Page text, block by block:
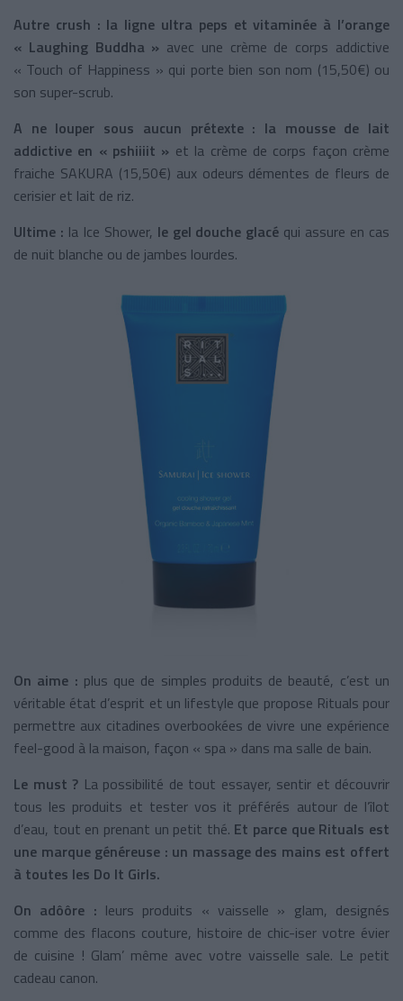
Autre crush : la ligne ultra peps et vitaminée à l’orange
« Laughing Buddha » avec une crème de corps addictive
« Touch of Happiness » qui porte bien son nom (15,50€) ou
son super-scrub.
A ne louper sous aucun prétexte : la mousse de lait
addictive en « pshiiiit » et la crème de corps façon crème
fraiche SAKURA (15,50€) aux odeurs démentes de fleurs de
cerisier et lait de riz.
Ultime : la Ice Shower, le gel douche glacé qui assure en cas
de nuit blanche ou de jambes lourdes.
On aime : plus que de simples produits de beauté, c’est un
véritable état d’esprit et un lifestyle que propose Rituals pour
permettre aux citadines overbookées de vivre une expérience
feel-good à la maison, façon « spa » dans ma salle de bain.
Le must ? La possibilité de tout essayer, sentir et découvrir
tous les produits et tester vos it préférés autour de l’îlot
d’eau, tout en prenant un petit thé. Et parce que Rituals est
une marque généreuse : un massage des mains est offert
à toutes les Do It Girls.
On adôôre : leurs produits « vaisselle » glam, designés
comme des flacons couture, histoire de chic-iser votre évier
de cuisine ! Glam’ même avec votre vaisselle sale. Le petit
cadeau canon.